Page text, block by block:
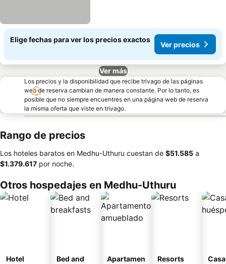
Elige fechas para ver los precios exactos
Ver precios
Ver más
Los precios y la disponibilidad que recibe trivago de las páginas
web de reserva cambian de manera constante. Por lo tanto, es
posible que no siempre encuentres en una página web de reserva
la misma oferta que viste en trivago.
Rango de precios
Los hoteles baratos en Medhu-Uthuru cuestan de ‎$51.585 a
‎$1.379.617 por noche.
Otros hospedajes en Medhu-Uthuru
Hotel
Bed and
Apartamen
Resorts